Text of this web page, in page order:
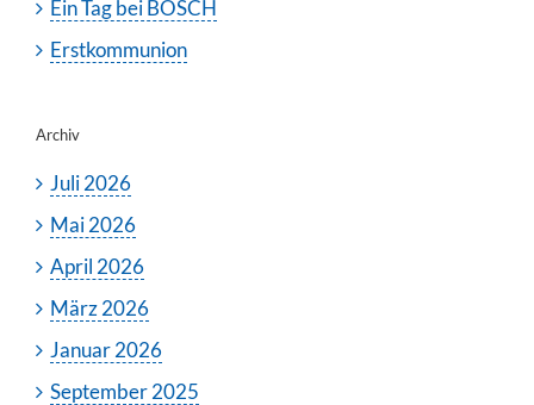
Ein Tag bei BOSCH
Erstkommunion
Archiv
Juli 2026
Mai 2026
April 2026
März 2026
Januar 2026
September 2025